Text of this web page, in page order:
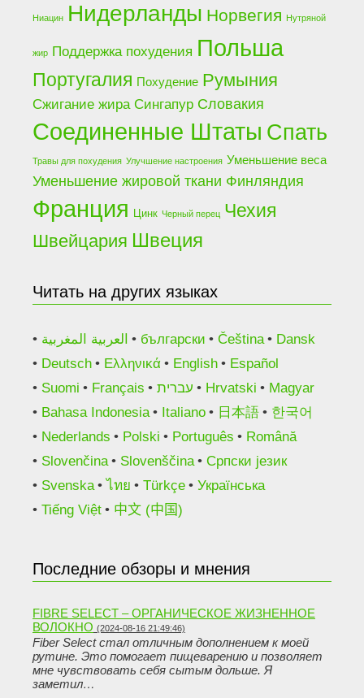
Ниацин Нидерланды Норвегия Нутряной
жир Поддержка похудения Польша
Португалия Похудение Румыния
Сжигание жира Сингапур Словакия
Соединенные Штаты Спать
Травы для похудения Улучшение настроения Уменьшение веса
Уменьшение жировой ткани Финляндия
Франция Цинк Черный перец Чехия
Швейцария Швеция
Читать на других языках
العربية المغربية български Čeština
Dansk
Deutsch
Ελληνικά English
Español
Suomi
Français עברית Hrvatski
Magyar
Bahasa Indonesia
Italiano 日本語
한국어
Nederlands
Polski Português
Română
Slovenčina
Slovenščina
Српски језик
Svenska
ไทย Türkçe
Українська
Tiếng Việt
中文 (中国)
Последние обзоры и мнения
FIBRE SELECT – ОРГАНИЧЕСКОЕ ЖИЗНЕННОЕ
ВОЛОКНО (2024-08-16 21:49:46)
Fiber Select стал отличным дополнением к моей
рутине. Это помогает пищеварению и позволяет
мне чувствовать себя сытым дольше. Я
заметил…